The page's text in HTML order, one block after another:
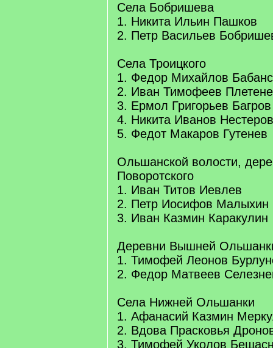
Села Бобришева
1. Никита Ильин Пашков
2. Петр Васильев
Села Троицкого
1. Федор Михайлов
2. Иван Тимофеев
3. Ермол Григорьев Багров
4. Никита Иванов Нестеров
5. Федот Макаров Гутенев
Ольшанской волости,
Поворотского
1. Иван Титов Иевлев
2. Петр Иосифов Малыхин
3. Иван Казмин Каракулин
Деревни Вышней
1. Тимофей Леонов
2. Федор Матвеев
Села Нижней Ольшанки
1. Афанасий Казмин
2. Вдова Прасковья
3. Тимофей Уколов